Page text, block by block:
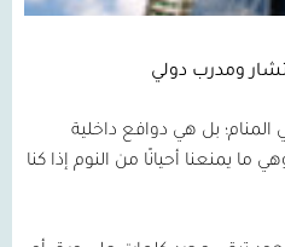
ومدرب دولي
بل هي دوافع داخلية
ما يمنعنا أحيانًا من النوم إذا كنا